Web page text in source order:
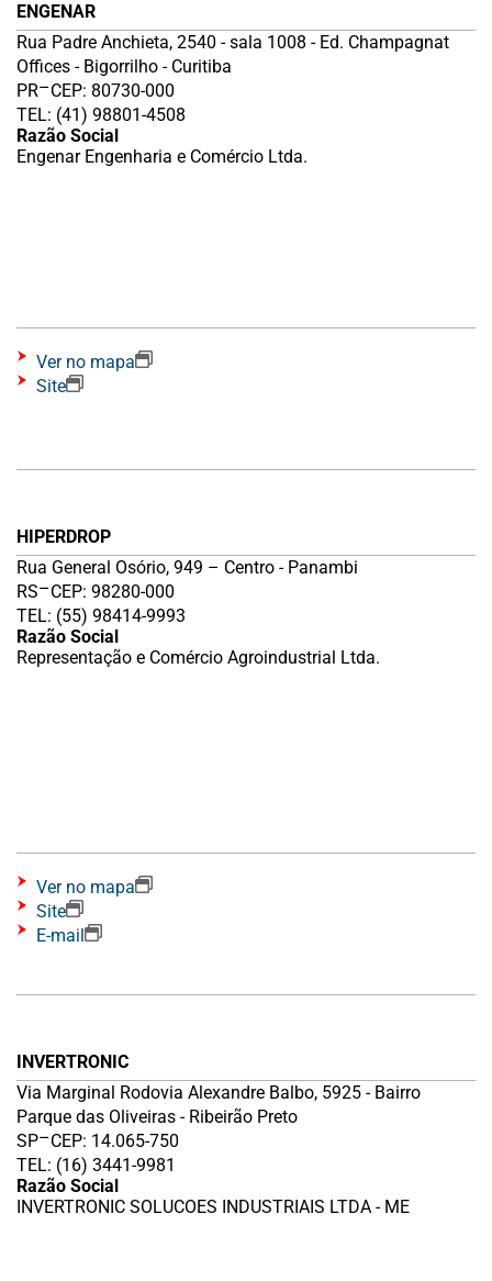
ENGENAR
Rua Padre Anchieta, 2540 - sala 1008 - Ed. Champagnat
Offices - Bigorrilho - Curitiba
PR–CEP: 80730-000
TEL: (41) 98801-4508
Razão Social
Engenar Engenharia e Comércio Ltda.
Ver no mapa
Site
HIPERDROP
Rua General Osório, 949 – Centro - Panambi
RS–CEP: 98280-000
TEL: (55) 98414-9993
Razão Social
Representação e Comércio Agroindustrial Ltda.
Ver no mapa
Site
E-mail
INVERTRONIC
Via Marginal Rodovia Alexandre Balbo, 5925 - Bairro
Parque das Oliveiras - Ribeirão Preto
SP–CEP: 14.065-750
TEL: (16) 3441-9981
Razão Social
INVERTRONIC SOLUCOES INDUSTRIAIS LTDA - ME